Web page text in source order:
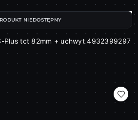
Plus tct 82mm + uchwyt 4932399297
NIEDOSTĘPNY